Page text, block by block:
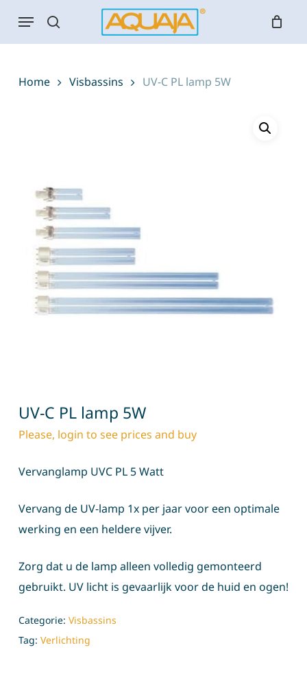
search
Menu
Home Visbassins UV-C PL lamp 5W
UV-C PL lamp 5W
Please, login to see prices and buy
Vervanglamp UVC PL 5 Watt
Vervang de UV-lamp 1x per jaar voor een optimale
werking en een heldere vijver.
Zorg dat u de lamp alleen volledig gemonteerd
gebruikt. UV licht is gevaarlijk voor de huid en ogen!
Categorie: Visbassins
Tag: Verlichting